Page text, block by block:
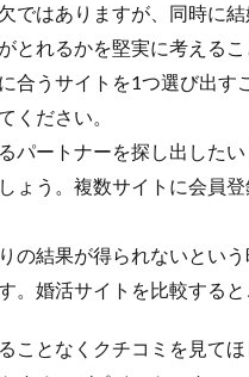
ではありますが、同時に
とれるかを堅実に考えるこ
合うサイトを1つ選び出す
ください。
パートナーを探し出した
ょう。複数サイトに会員
の結果が得られないとい
。婚活サイトを比較すると
ことなくクチコミを見て